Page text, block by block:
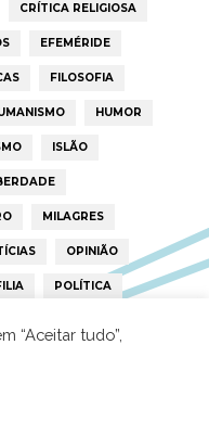
CRÍTICA RELIGIOSA
EFEMÉRIDE
FILOSOFIA
HUMOR
ISLÃO
MILAGRES
OPINIÃO
POLÍTICA
“Aceitar tudo”,